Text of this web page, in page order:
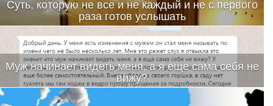
Суть, которую не все и не каждый и не с первого
раза готов услышать
Муж начинает видеть меня, а я еще сама себя не
вижу?